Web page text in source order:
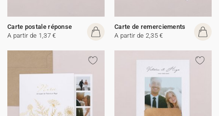
Carte postale réponse
A partir de 1,37 €
Carte de remerciements
A partir de 2,35 €